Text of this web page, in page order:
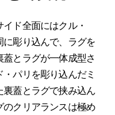
ド全面にはクル・
に彫り込んで、ラグを
とラグが一体成型さ
パリを彫り込んだミ
裏蓋とラグで挟み込ん
のクリアランスは極め